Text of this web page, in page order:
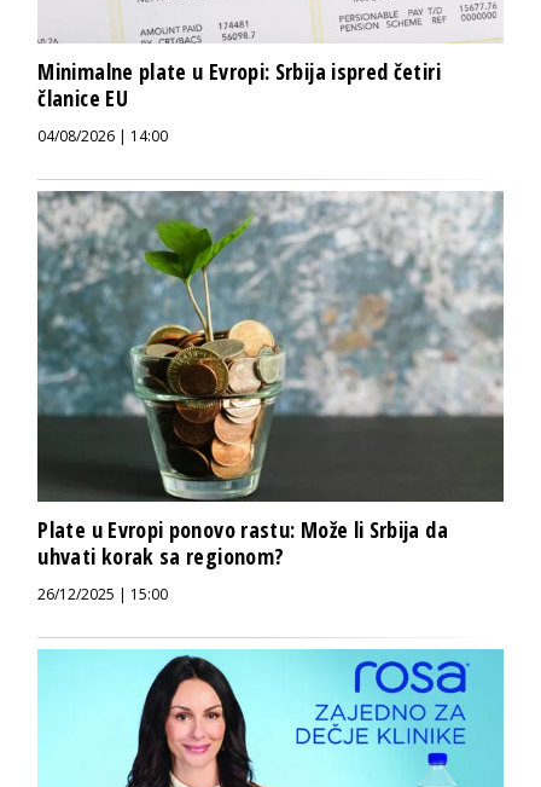
Minimalne plate u Evropi: Srbija ispred četiri
članice EU
04/08/2026 | 14:00
Plate u Evropi ponovo rastu: Može li Srbija da
uhvati korak sa regionom?
26/12/2025 | 15:00